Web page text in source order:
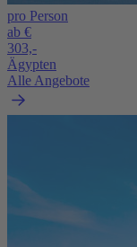
pro Person
ab €
303,-
Ägypten
Alle Angebote